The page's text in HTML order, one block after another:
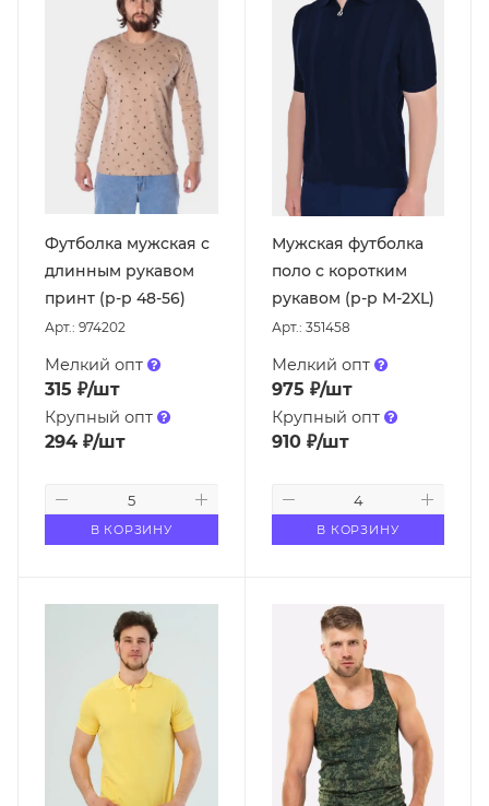
Футболка мужская с
длинным рукавом
принт (р-р 48-56)
Арт.: 974202
Мелкий опт
315 ₽/шт
Крупный опт
294 ₽/шт
В КОРЗИНУ
Мужская футболка
поло с коротким
рукавом (р-р M-2XL)
Арт.: 351458
Мелкий опт
975 ₽/шт
Крупный опт
910₽/шт
В КОРЗИНУ